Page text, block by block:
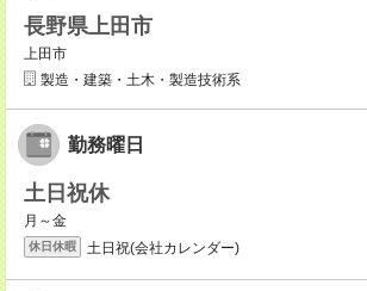
長野県上田市
上田市
製造・建築・土木・製造技術系
勤務曜日
土日祝休
月～金
休日休暇 土日祝(会社カレンダー)